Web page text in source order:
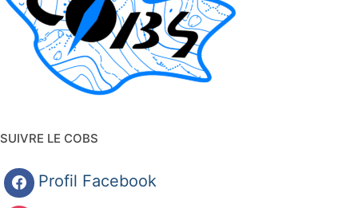
SUIVRE LE COBS
Profil Facebook